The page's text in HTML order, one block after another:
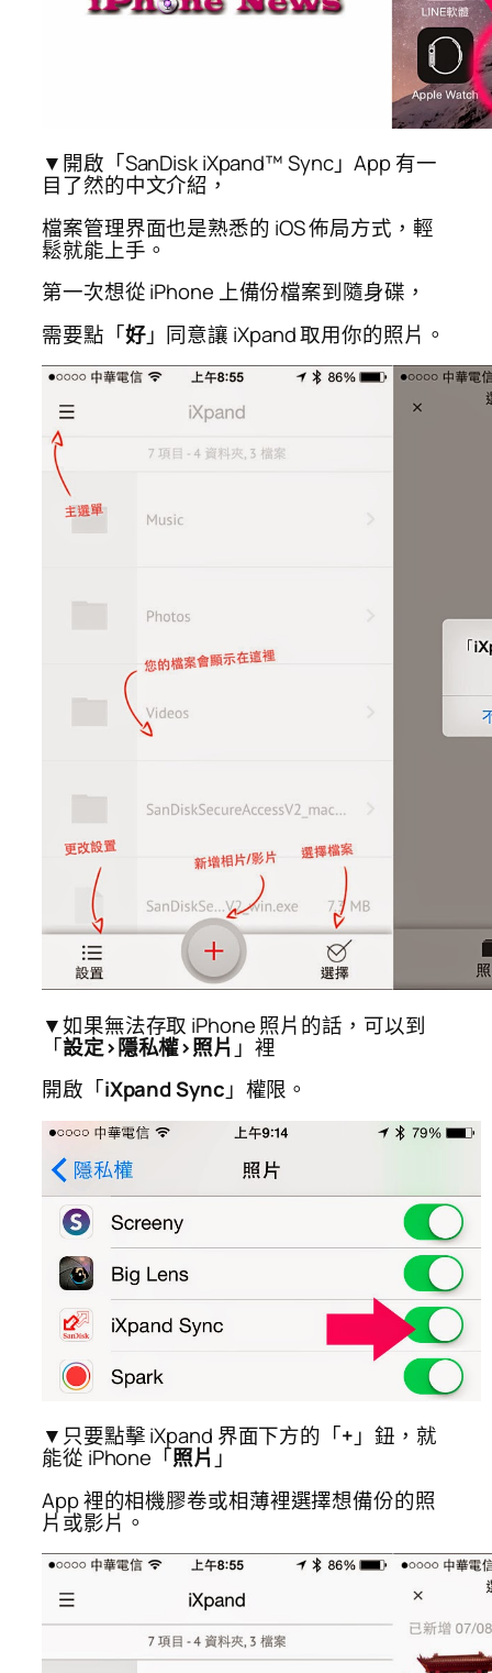
▼開啟「SanDisk iXpand™ Sync」App 有一
目了然的中文介紹，
檔案管理界面也是熟悉的 iOS 佈局方式，輕
鬆就能上手。
第一次想從 iPhone 上備份檔案到隨身碟，
需要點「好」同意讓 iXpand 取用你的照片。
▼如果無法存取 iPhone 照片的話，可以到
「設定>隱私權>照片 」裡
開啟「iXpand Sync」權限。
▼只要點擊 iXpand 界面下方的「+」鈕，就
能從 iPhone「照片」
App 裡的相機膠卷或相薄裡選擇想備份的照
片或影片。